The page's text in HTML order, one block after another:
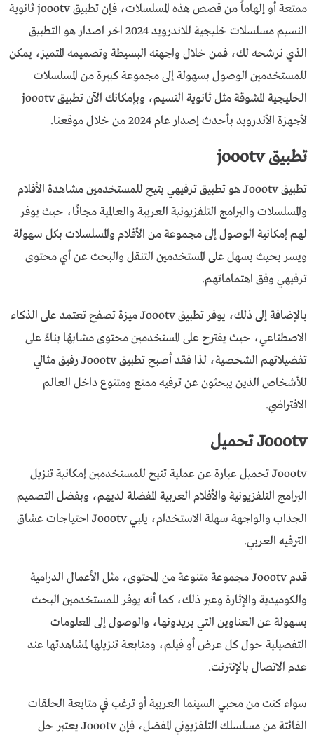
ممتعة أو إلهاماً من قصص هذه المسلسلات، فإن تطبيق joootv ثانوية
النسيم مسلسلات خليجية للاندرويد 2024 اخر اصدار هو التطبيق
الذي نرشحه لك، فمن خلال واجهته البسيطة وتصميمه المتميز، يمكن
للمستخدمين الوصول بسهولة إلى مجموعة كبيرة من المسلسلات
الخليجية المشوقة مثل ثانوية النسيم، وبإمكانك الآن تطبيق joootv
لأجهزة الأندرويد بأحدث إصدار عام 2024 من خلال موقعنا.
تطبيق joootv
تطبيق Joootv هو تطبيق ترفيهي يتيح للمستخدمين مشاهدة الأفلام
والمسلسلات والبرامج التلفزيونية العربية والعالمية مجانًا، حيث يوفر
لهم إمكانية الوصول إلى مجموعة من الأفلام والمسلسلات بكل سهولة
ويسر بحيث يسهل على المستخدمين التنقل والبحث عن أي محتوى
ترفيهي وفق اهتماماتهم.
بالإضافة إلى ذلك، يوفر تطبيق Joootv ميزة تصفح تعتمد على الذكاء
الاصطناعي، حيث يقترح على المستخدمين محتوى مشابهًا بناءً على
تفضيلاتهم الشخصية، لذا فقد أصبح تطبيق Joootv رفيق مثالي
للأشخاص الذين يبحثون عن ترفيه ممتع ومتنوع داخل العالم
الافتراضي.
Joootv تحميل
Joootv تحميل عبارة عن عملية تتيح للمستخدمين إمكانية تنزيل
البرامج التلفزيونية والأفلام العربية المفضلة لديهم، وبفضل التصميم
الجذاب والواجهة سهلة الاستخدام، يلبي Joootv احتياجات عشاق
الترفيه العربي.
قدم Joootv مجموعة متنوعة من المحتوى، مثل الأعمال الدرامية
والكوميدية والإثارة وغير ذلك، كما أنه يوفر للمستخدمين البحث
بسهولة عن العناوين التي يريدونها، والوصول إلى المعلومات
التفصيلية حول كل عرض أو فيلم، ومتابعة تنزيلها لمشاهدتها عند
عدم الاتصال بالإنترنت.
سواء كنت من محبي السينما العربية أو ترغب في متابعة الحلقات
الفائتة من مسلسلك التلفزيوني المفضل، فإن Joootv يعتبر حل